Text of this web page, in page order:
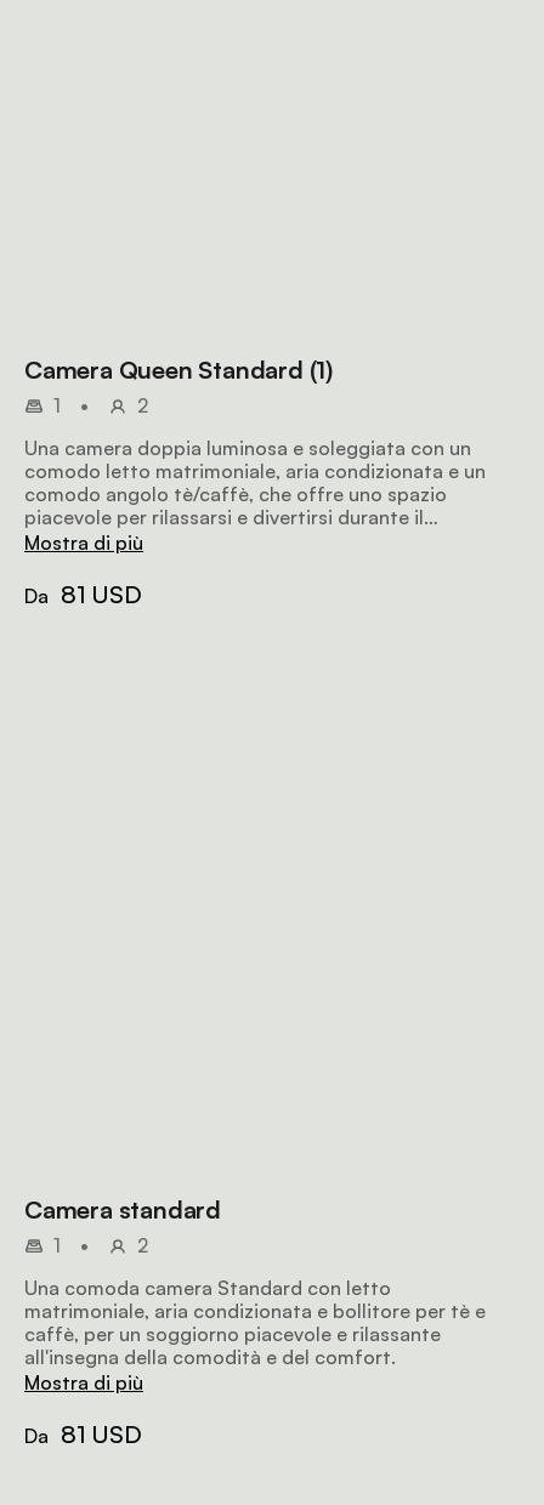
Camera Queen Standard (1)
1 •
2
Una camera doppia luminosa e soleggiata con un
comodo letto matrimoniale, aria condizionata e un
comodo angolo tè/caffè, che offre uno spazio
piacevole per rilassarsi e divertirsi durante il
soggiorno.
Mostra di più
Da 81 USD
Camera standard
1 •
2
Una comoda camera Standard con letto
matrimoniale, aria condizionata e bollitore per tè e
caffè, per un soggiorno piacevole e rilassante
all'insegna della comodità e del comfort.
Mostra di più
Da 81 USD